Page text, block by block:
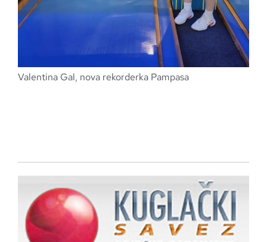
Valentina Gal, nova rekorderka Pampasa